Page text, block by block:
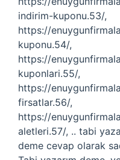
indirim-kuponu.53/,
https://
kuponu.54/,
https://
kuponlari.55/,
https://
firsatlar.56/,
https://
aletleri.57/, .. tabi
deme cevap olarak